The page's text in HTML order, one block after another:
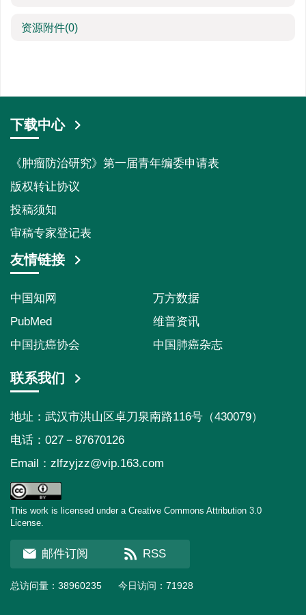
资源附件(0)
下载中心
《肿瘤防治研究》第一届青年编委申请表
版权转让协议
投稿须知
审稿专家登记表
友情链接
中国知网
万方数据
PubMed
维普资讯
中国抗癌协会
中国肺癌杂志
联系我们
地址：武汉市洪山区卓刀泉南路116号（430079）
电话：027－87670126
Email： zlfzyjzz@vip.163.com
This work is licensed under a Creative Commons Attribution 3.0
License.
邮件订阅 RSS
总访问量： 38960235 今日访问： 71928